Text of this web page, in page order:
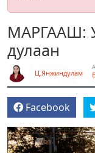
МАРГААШ:
дулаан
Ц.Янжиндулам
Facebook